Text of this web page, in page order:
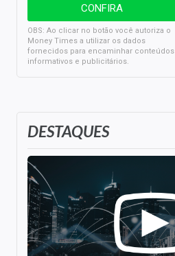
DESTAQUES
OBS: Ao clicar no botão você autoriza o
Money Times a utilizar os dados
fornecidos para encaminhar conteúdos
informativos e publicitários.